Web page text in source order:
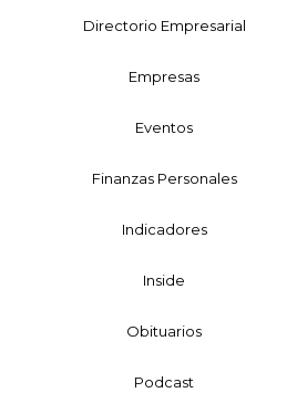
Directorio Empresarial
Empresas
Eventos
Finanzas Personales
Indicadores
Inside
Obituarios
Podcast